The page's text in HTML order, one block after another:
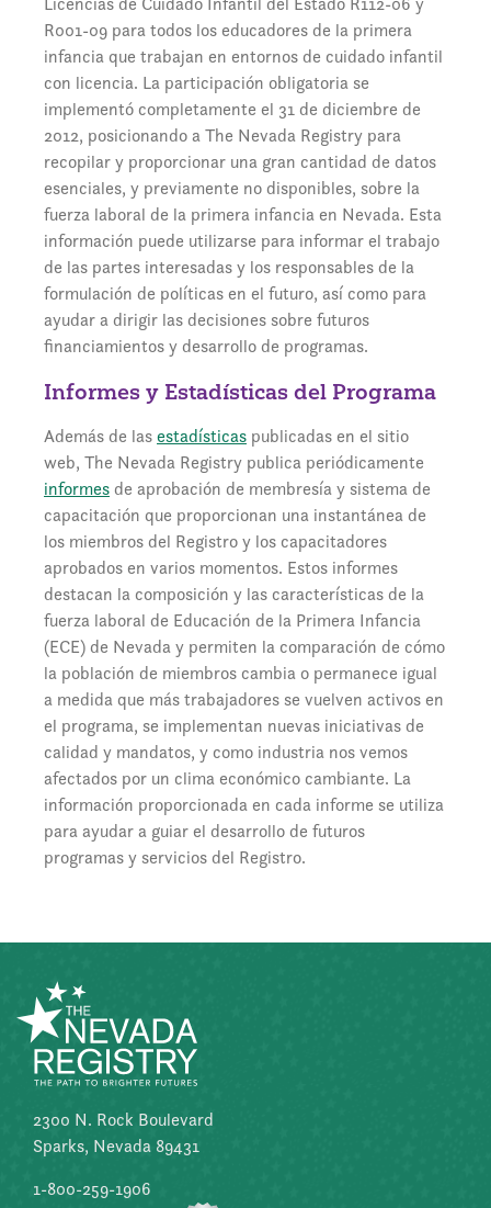
R001-09 para todos los educadores de la primera
infancia que trabajan en entornos de cuidado infantil
con licencia. La participación obligatoria se
implementó completamente el 31 de diciembre de
2012, posicionando a The Nevada Registry para
recopilar y proporcionar una gran cantidad de datos
esenciales, y previamente no disponibles, sobre la
fuerza laboral de la primera infancia en Nevada. Esta
información puede utilizarse para informar el trabajo
de las partes interesadas y los responsables de la
formulación de políticas en el futuro, así como para
ayudar a dirigir las decisiones sobre futuros
financiamientos y desarrollo de programas.
Informes y Estadísticas del Programa
Además de lasestadísticas publicadas en el sitio
web, The Nevada Registry publica periódicamente
informesde aprobación de membresía y sistema de
capacitación que proporcionan una instantánea de
los miembros del Registro y los capacitadores
aprobados en varios momentos. Estos informes
destacan la composición y las características de la
fuerza laboral de Educación de la Primera Infancia
(ECE) de Nevada y permiten la comparación de cómo
la población de miembros cambia o permanece igual
a medida que más trabajadores se vuelven activos en
el programa, se implementan nuevas iniciativas de
calidad y mandatos, y como industria nos vemos
afectados por un clima económico cambiante. La
información proporcionada en cada informe se utiliza
para ayudar a guiar el desarrollo de futuros
programas y servicios del Registro.
2300 N. Rock Boulevard
Sparks, Nevada 89431
1-800-259-1906